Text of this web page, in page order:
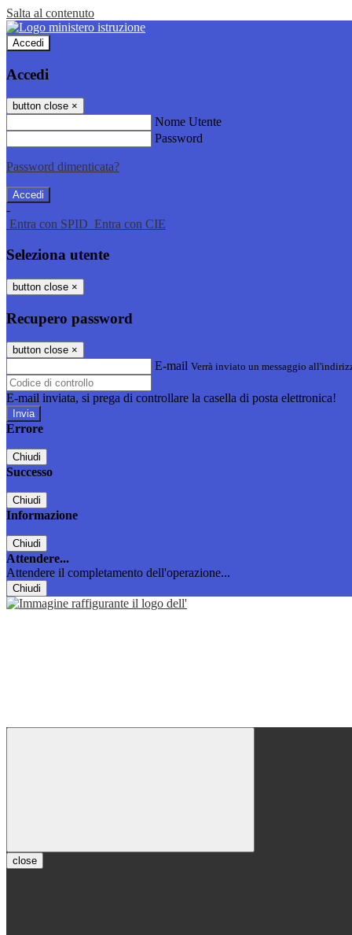
Salta al contenuto
Accedi
Accedi
button close ×
Nome Utente
Password
Password dimenticata?
-
Entra con SPID Entra con CIE
Seleziona utente
button close ×
Recupero password
button close ×
E-mail Verrà inviato un messaggio
E-mail inviata, si prega di controllare la casella di posta elettronica!
Errore
Chiudi
Successo
Chiudi
Informazione
Chiudi
Attendere...
Attendere il completamento dell'operazione...
Chiudi
close